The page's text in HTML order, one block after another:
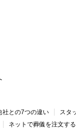
社との7つの違い
スタ
ネットで葬儀を注文す